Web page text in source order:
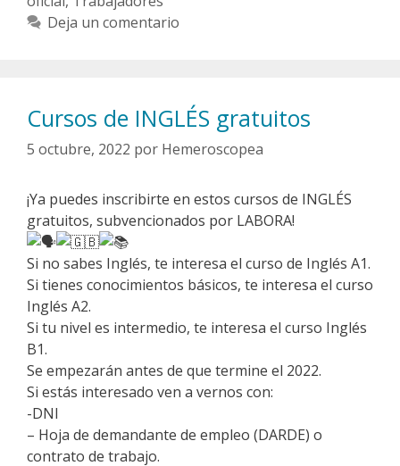
Deja un comentario
Cursos de INGLÉS gratuitos
5 octubre, 2022 por Hemeroscopea
¡Ya puedes inscribirte en estos cursos de INGLÉS
gratuitos, subvencionados por LABORA!
Si no sabes Inglés, te interesa el curso de Inglés A1.
Si tienes conocimientos básicos, te interesa el curso
Inglés A2.
Si tu nivel es intermedio, te interesa el curso Inglés
B1.
Se empezarán antes de que termine el 2022.
Si estás interesado ven a vernos con:
-DNI
– Hoja de demandante de empleo (DARDE) o
contrato de trabajo.